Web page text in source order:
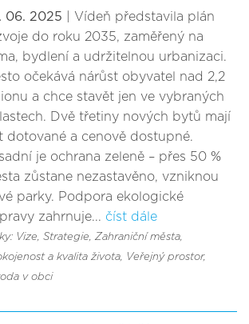
06. 2025 | Vídeň představila plán
do roku 2035, zaměřený na
bydlení a udržitelnou urbanizaci.
očekává nárůst obyvatel nad 2,2
a chce stavět jen ve vybraných
Dvě třetiny nových bytů mají
dotované a cenově dostupné.
je ochrana zeleně – přes 50 %
zůstane nezastavěno, vzniknou
parky. Podpora ekologické
zahrnuje... číst dále
Vize, Strategie, Zahraniční města,
a kvalita života, Veřejný prostor,
v obci